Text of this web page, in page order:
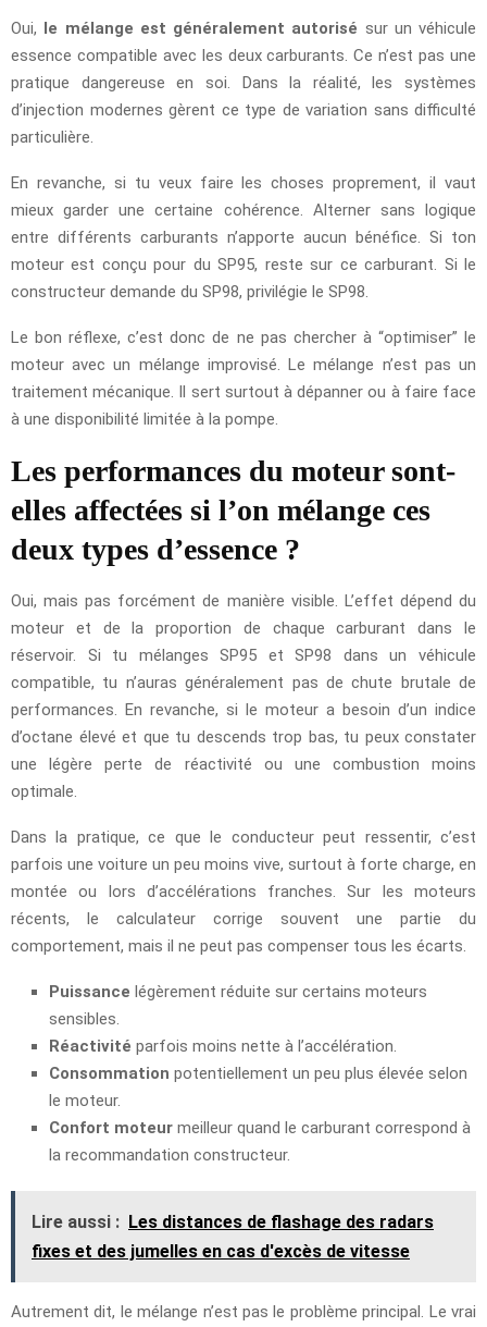
Oui, le mélange est généralement autorisé sur un véhicule
essence compatible avec les deux carburants. Ce n’est pas une
pratique dangereuse en soi. Dans la réalité, les systèmes
d’injection modernes gèrent ce type de variation sans difficulté
particulière.
En revanche, si tu veux faire les choses proprement, il vaut
mieux garder une certaine cohérence. Alterner sans logique
entre différents carburants n’apporte aucun bénéfice. Si ton
moteur est conçu pour du SP95, reste sur ce carburant. Si le
constructeur demande du SP98, privilégie le SP98.
Le bon réflexe, c’est donc de ne pas chercher à “optimiser” le
moteur avec un mélange improvisé. Le mélange n’est pas un
traitement mécanique. Il sert surtout à dépanner ou à faire face
à une disponibilité limitée à la pompe.
Les performances du moteur sont-
elles affectées si l’on mélange ces
deux types d’essence ?
Oui, mais pas forcément de manière visible. L’effet dépend du
moteur et de la proportion de chaque carburant dans le
réservoir. Si tu mélanges SP95 et SP98 dans un véhicule
compatible, tu n’auras généralement pas de chute brutale de
performances. En revanche, si le moteur a besoin d’un indice
d’octane élevé et que tu descends trop bas, tu peux constater
une légère perte de réactivité ou une combustion moins
optimale.
Dans la pratique, ce que le conducteur peut ressentir, c’est
parfois une voiture un peu moins vive, surtout à forte charge, en
montée ou lors d’accélérations franches. Sur les moteurs
récents, le calculateur corrige souvent une partie du
comportement, mais il ne peut pas compenser tous les écarts.
Puissance légèrement réduite sur certains moteurs
sensibles.
Réactivité parfois moins nette à l’accélération.
Consommation potentiellement un peu plus élevée selon
le moteur.
Confort moteur meilleur quand le carburant correspond à
la recommandation constructeur.
Lire aussi : Les distances de flashage des radars
fixes et des jumelles en cas d'excès de vitesse
Autrement dit, le mélange n’est pas le problème principal. Le vrai